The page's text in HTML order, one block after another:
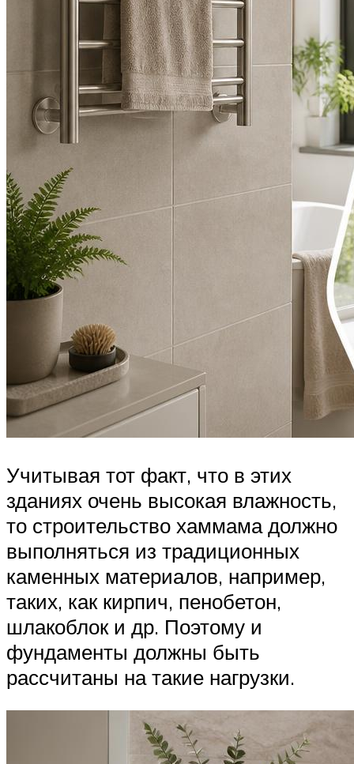
Учитывая тот факт, что в этих
зданиях очень высокая влажность,
то строительство хаммама должно
выполняться из традиционных
каменных материалов, например,
таких, как кирпич, пенобетон,
шлакоблок и др. Поэтому и
фундаменты должны быть
рассчитаны на такие нагрузки.